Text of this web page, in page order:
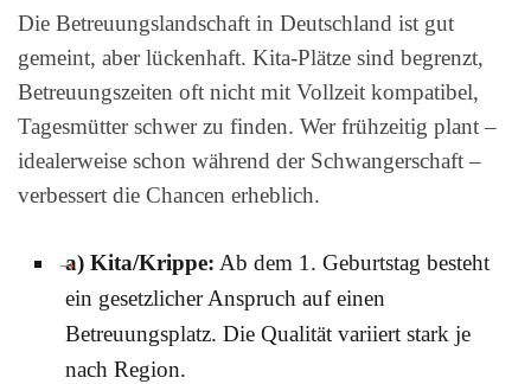
Die Betreuungslandschaft in Deutschland ist gut
gemeint, aber lückenhaft. Kita-Plätze sind begrenzt,
Betreuungszeiten oft nicht mit Vollzeit kompatibel,
Tagesmütter schwer zu finden. Wer frühzeitig plant –
idealerweise schon während der Schwangerschaft –
verbessert die Chancen erheblich.
a) Kita/Krippe: Ab dem 1. Geburtstag besteht
ein gesetzlicher Anspruch auf einen
Betreuungsplatz. Die Qualität variiert stark je
nach Region.